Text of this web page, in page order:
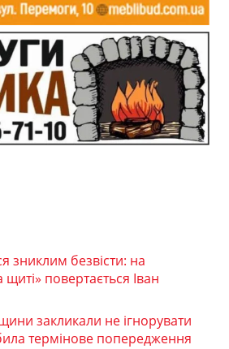
зниклим безвісти: на
повертається Іван
закликали не ігнорувати
термінове попередження